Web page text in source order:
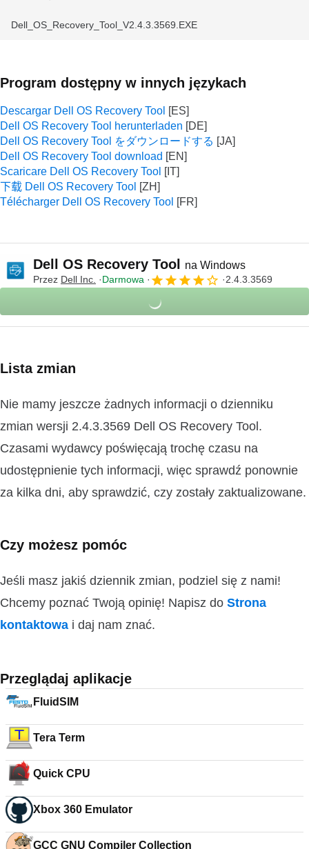
Dell_OS_Recovery_Tool_V2.4.3.3569.EXE
Program dostępny w innych językach
Descargar Dell OS Recovery Tool
Dell OS Recovery Tool herunterladen
Dell OS Recovery Tool をダウンロードする
Dell OS Recovery Tool download
Scaricare Dell OS Recovery Tool
下载 Dell OS Recovery Tool
Télécharger Dell OS Recovery Tool
Dell OS Recovery Tool na Windows
Przez Dell Inc. Darmowa 2.4.3.3569
Lista zmian
Nie mamy jeszcze żadnych informacji o dzienniku
zmian wersji 2.4.3.3569 Dell OS Recovery Tool.
Czasami wydawcy poświęcają trochę czasu na
udostępnienie tych informacji, więc sprawdź ponownie
za kilka dni, aby sprawdzić, czy zostały zaktualizowane.
Czy możesz pomóc
Jeśli masz jakiś dziennik zmian, podziel się z nami!
Chcemy poznać Twoją opinię! Napisz do Strona
kontaktowa i daj nam znać.
Przeglądaj aplikacje
FluidSIM
Tera Term
Quick CPU
Xbox 360 Emulator
GCC GNU Compiler Collection